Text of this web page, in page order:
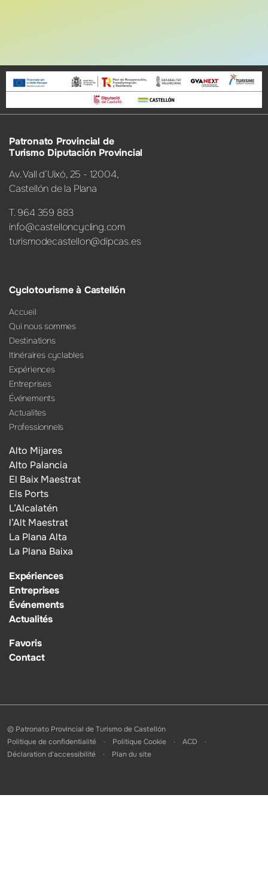
Patronato Provincial de
Turismo Diputación Provincial
Av. Vall d’Uixó, 25 - 12004,
Castellón de la Plana
T. 964 359 883
info@castelloncycling.com
turismodecastellon@dipcas.es
Cyclotourisme à Castellón
Accueil
Qui nous sommes
Destinations
Itinéraires cyclables
Expériences
Entreprises
Événements
Actualites
Professionnels
Alto Mijares
Alto Palancia
El Baix Maestrat
Els Ports
L’Alcalatén
l’Alt Maestrat
La Plana Alta
La Plana Baixa
Expériences
Entreprises
Événements
Actualités
Favoris
Contact
© Patronato Provincial de Turismo de Castellón
Politique de confidentialité
Politique Cookie
ACD
Déclaration d'accessibilité
Plan du site